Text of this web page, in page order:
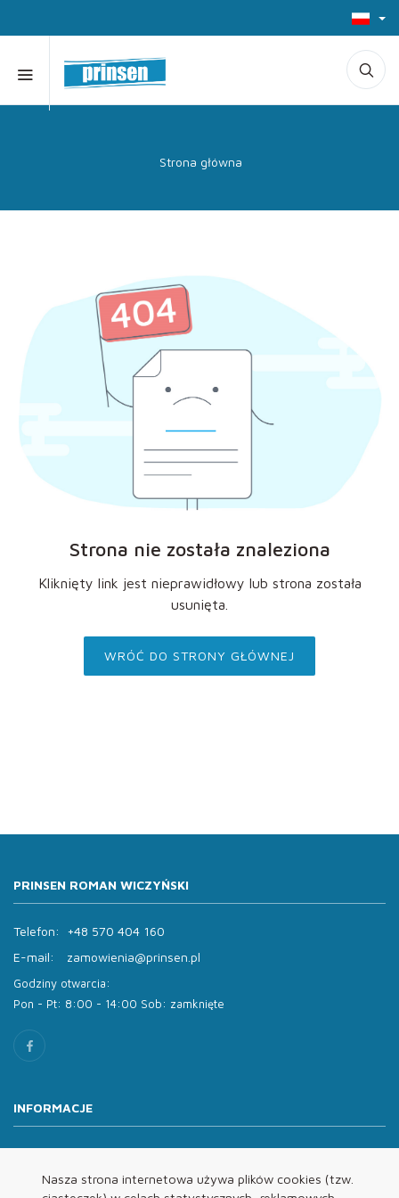
Nasza strona internetowa używa plików cookies (tzw.
Strona główna
Strona nie została znaleziona
Kliknięty link jest nieprawidłowy lub strona została
usunięta.
WRÓĆ DO STRONY GŁÓWNEJ
PRINSEN ROMAN WICZYŃSKI
Telefon:
+48 570 404 160
E-mail:
zamowienia@prinsen.pl
Godziny otwarcia:
Pon - Pt: 8:00 - 14:00 Sob: zamknięte
INFORMACJE
Oferta